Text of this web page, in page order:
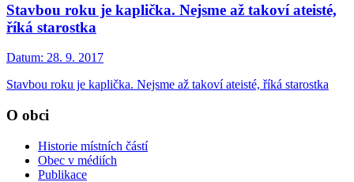
Stavbou roku je kaplička. Nejsme až takoví ateisté,
říká starostka
Datum: 28. 9. 2017
Stavbou roku je kaplička. Nejsme až takoví ateisté, říká starostka
O obci
Historie místních částí
Obec v médiích
Publikace